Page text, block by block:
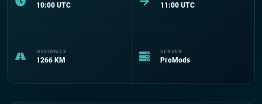
10:00 UTC 11:00 UTC
DISTANCE
1266 KM
SERVER
ProMods